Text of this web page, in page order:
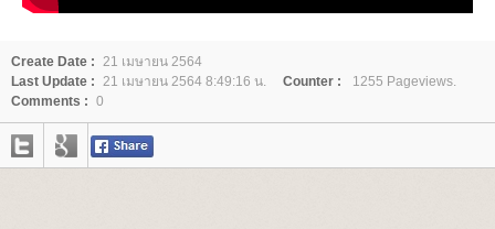
Create Date : 21 เมษายน 2564
Last Update : 21 เมษายน 2564 8:49:16 น. Counter :
1255 Pageviews.
Comments : 0